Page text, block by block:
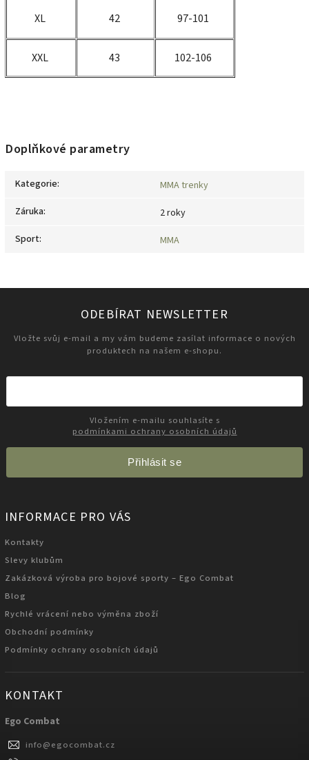
XL 42 97-101
XXL 43 102-106
Doplňkové parametry
Kategorie:
MMA trenky
Záruka:
2 roky
Sport: MMA
ODEBÍRAT NEWSLETTER
Vložte svůj e-mail a my vám budeme zasílat informace o nových
produktech na našem e-shopu.
podmínkami ochrany osobních údajů
Přihlásit se
INFORMACE PRO VÁS
Kontakty
Slevy klubům
Zakázková výroba pro bojové sporty – Ego Combat
Blog
Rychlé vrácení nebo výměna zboží
Obchodní podmínky
Podmínky ochrany osobních údajů
KONTAKT
Ego Combat
info@egocombat.cz